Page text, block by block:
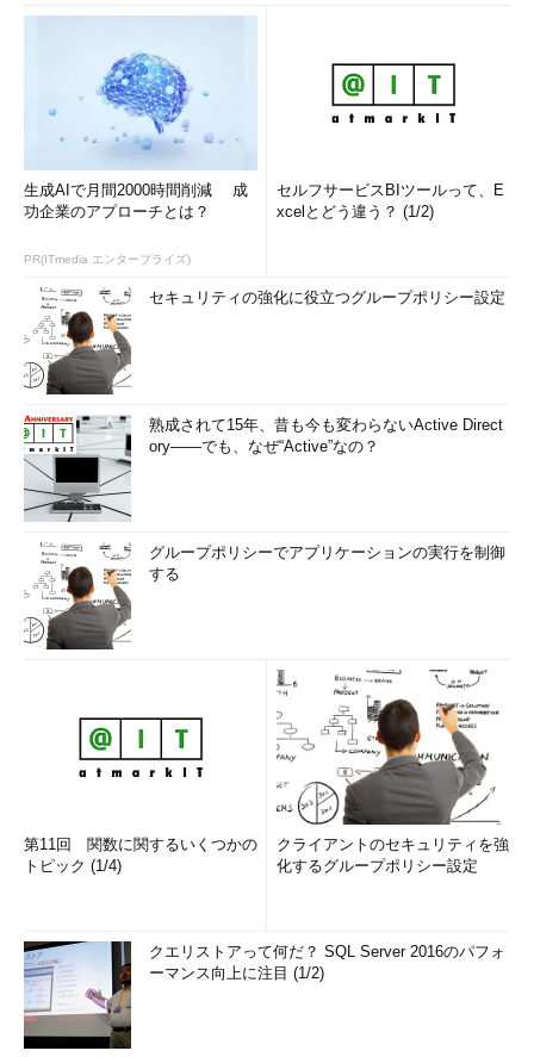
生成AIで月間2000時間削減 成
功企業のアプローチとは？
PR(ITmedia エンタープライズ)
セルフサービスBIツールって、E
xcelとどう違う？ (1/2)
セキュリティの強化に役立つグループポリシー設定
熟成されて15年、昔も今も変わらないActive Direct
ory――でも、なぜ“Active”なの？
グループポリシーでアプリケーションの実行を制御
する
第11回 関数に関するいくつかの
トピック (1/4)
クライアントのセキュリティを強
化するグループポリシー設定
クエリストアって何だ？ SQL Server 2016のパフォ
ーマンス向上に注目 (1/2)